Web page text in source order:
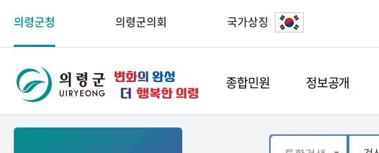
의령군청 의령군의회 국가상징
종합민원 정보공개